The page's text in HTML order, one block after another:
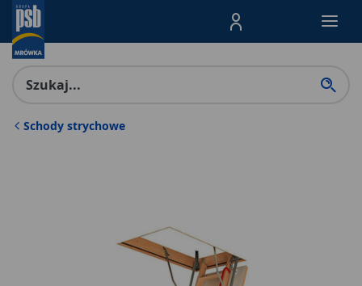
Menu Produktów,
Schody strychowe